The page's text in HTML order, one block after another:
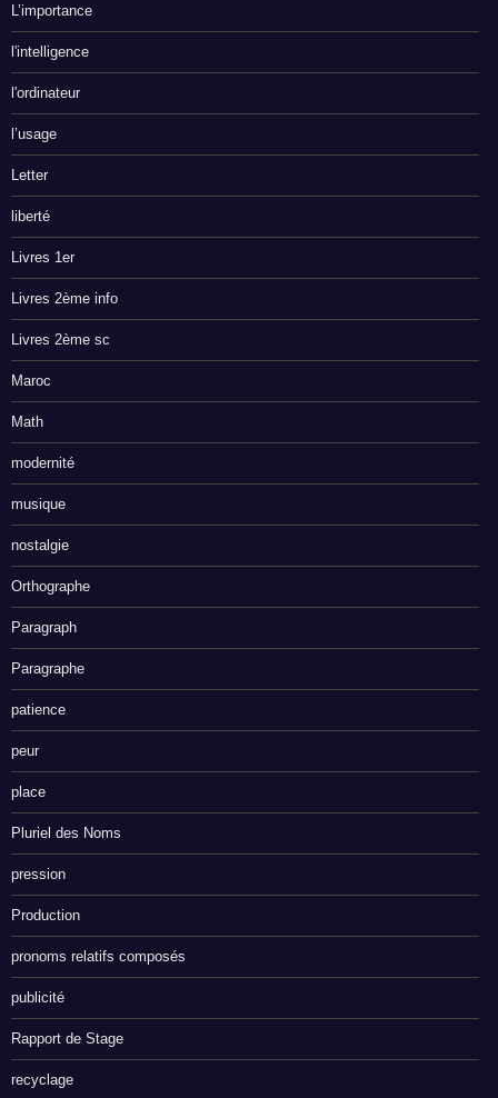
L’importance
l'intelligence
l'ordinateur
l’usage
Letter
liberté
Livres 1er
Livres 2ème info
Livres 2ème sc
Maroc
Math
modernité
musique
nostalgie
Orthographe
Paragraph
Paragraphe
patience
peur
place
Pluriel des Noms
pression
Production
pronoms relatifs composés
publicité
Rapport de Stage
recyclage